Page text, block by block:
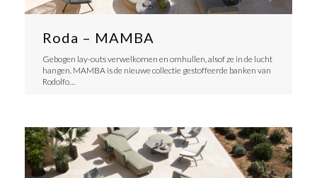
Roda – MAMBA
Gebogen lay-outs verwelkomen en omhullen, alsof ze in de lucht
hangen. MAMBA is de nieuwe collectie gestoffeerde banken van
Rodolfo…